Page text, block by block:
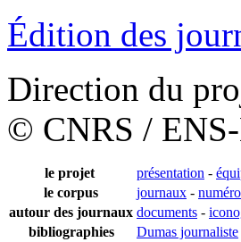
Édition des
Direction du
© CNRS /
le projet présentation -
le corpus
journaux -
autour des journaux documents -
bibliographies
Dumas journaliste